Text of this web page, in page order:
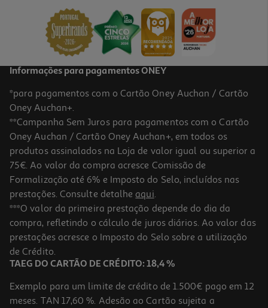
Price reduced from
Garrafa Metálica Pusheen
13.95 €/un
13,95 €
Informações para pagamentos ONEY
*para pagamentos com o Cartão Oney Auchan / Cartão
Oney Auchan+.
**Campanha Sem Juros para pagamentos com o Cartão
Oney Auchan / Cartão Oney Auchan+, em todos os
produtos assinalados na Loja de valor igual ou superior a
75€. Ao valor da compra acresce Comissão de
Formalização até 6% e Imposto do Selo, incluídos nas
prestações. Consulte detalhe aqui.
***O valor da primeira prestação depende do dia da
compra, refletindo o cálculo de juros diários. Ao valor das
prestações acresce o Imposto do Selo sobre a utilização
de Crédito.
TAEG DO CARTÃO DE CRÉDITO: 18,4 %
Exemplo para um limite de crédito de 1.500€ pago em 12
meses. TAN 17,60 %. Adesão ao Cartão sujeita a